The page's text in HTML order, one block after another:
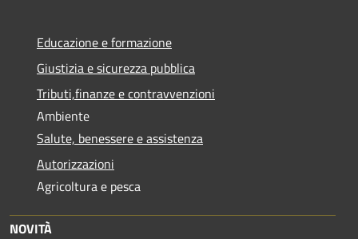
Educazione e formazione
Giustizia e sicurezza pubblica
Tributi,finanze e contravvenzioni
Ambiente
Salute, benessere e assistenza
Autorizzazioni
Agricoltura e pesca
NOVITÀ